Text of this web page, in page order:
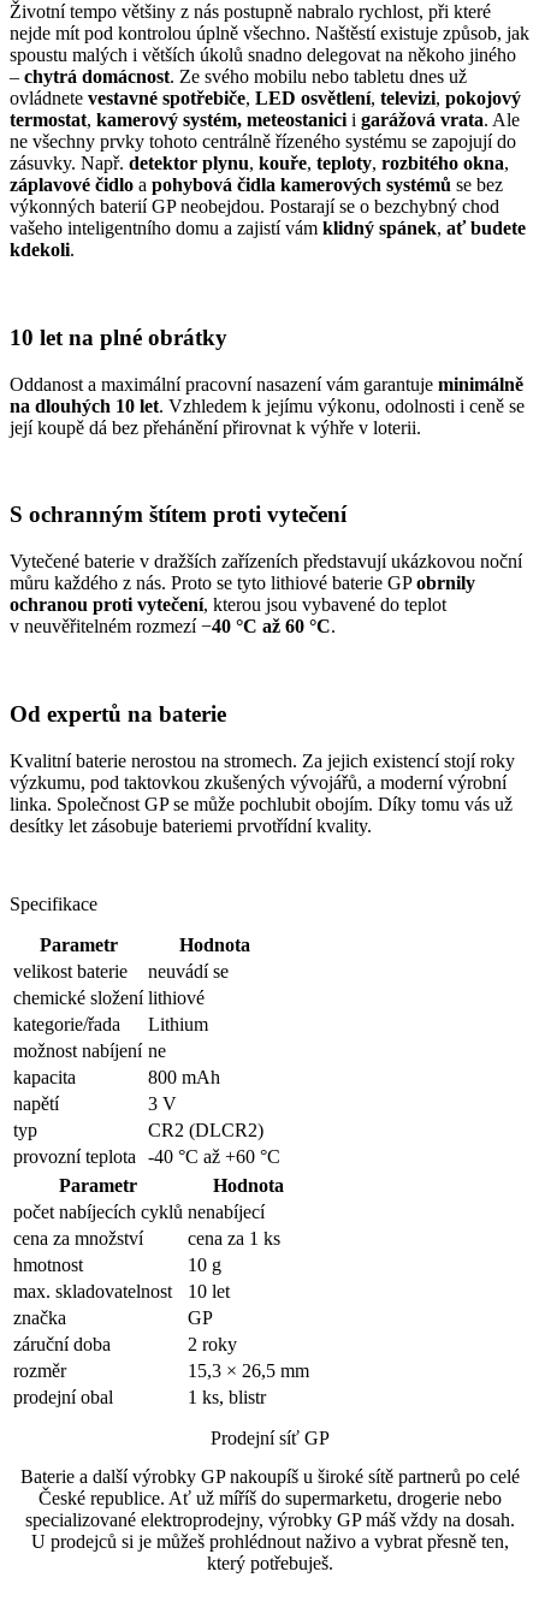
Životní tempo většiny z nás postupně nabralo rychlost, při které
nejde mít pod kontrolou úplně všechno. Naštěstí existuje způsob, jak
spoustu malých i větších úkolů snadno delegovat na někoho jiného
– chytrá domácnost. Ze svého mobilu nebo tabletu dnes už
ovládnete vestavné spotřebiče, LED osvětlení, televizi, pokojový
termostat, kamerový systém, meteostanici i garážová vrata. Ale
ne všechny prvky tohoto centrálně řízeného systému se zapojují do
zásuvky. Např. detektor plynu, kouře, teploty, rozbitého okna,
záplavové čidlo a pohybová čidla kamerových systémů se bez
výkonných baterií GP neobejdou. Postarají se o bezchybný chod
vašeho inteligentního domu a zajistí vám klidný spánek, ať budete
kdekoli.
10 let na plné obrátky
Oddanost a maximální pracovní nasazení vám garantuje minimálně
na dlouhých 10 let. Vzhledem k jejímu výkonu, odolnosti i ceně se
její koupě dá bez přehánění přirovnat k výhře v loterii.
S ochranným štítem proti vytečení
Vytečené baterie v dražších zařízeních představují ukázkovou noční
můru každého z nás. Proto se tyto lithiové baterie GPobrnily
ochranou proti vytečení, kterou jsou vybavené do teplot
v neuvěřitelném rozmezí −40 °C až 60 °C.
Od expertů na baterie
Kvalitní baterie nerostou na stromech. Za jejich existencí stojí roky
výzkumu, pod taktovkou zkušených vývojářů, a moderní výrobní
linka. Společnost GP se může pochlubit obojím. Díky tomu vás už
desítky let zásobuje bateriemi prvotřídní kvality.
Specifikace
Parametr
Hodnota
velikost baterie
neuvádí se
chemické složení lithiové
kategorie/řada
Lithium
možnost nabíjení ne
kapacita
800 mAh
napětí
3 V
typ
CR2 (DLCR2)
provozní teplota
-40 °C až +60 °C
Parametr
Hodnota
počet nabíjecích cyklů nenabíjecí
cena za množství
cena za 1 ks
hmotnost
10 g
max. skladovatelnost
10 let
značka
GP
záruční doba
2 roky
rozměr
15,3 × 26,5 mm
prodejní obal
1 ks, blistr
Prodejní síť GP
Baterie a další výrobky GP nakoupíš u široké sítě partnerů po celé
České republice. Ať už míříš do supermarketu, drogerie nebo
specializované elektroprodejny, výrobky GP máš vždy na dosah.
U prodejců si je můžeš prohlédnout naživo a vybrat přesně ten,
který potřebuješ.